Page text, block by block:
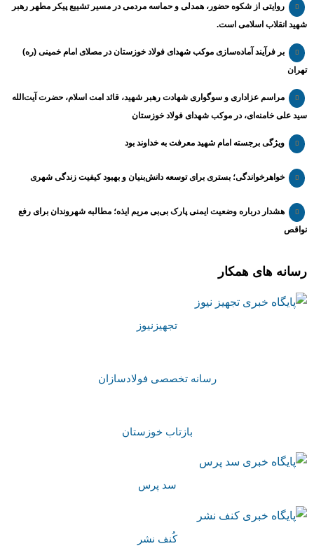
روایتی از شکوه حضور، همدلی و حماسه مردمی در مسیر تشییع پیکر مطهر رهبر
شهید انقلاب اسلامی است.
بر فرآیند آماده‌سازی موکب شهدای فولاد خوزستان در مصلای امام خمینی (ره)
تهران
مراسم عزاداری و سوگواری شهادت رهبر شهید، قائد امت اسلام، حضرت آیت‌الله
سید علی خامنه‌ای، در موکب شهدای فولاد خوزستان
ویژگی برجسته امام شهید معرفت به خداوند بود
خواهرخواندگی؛ بستری برای توسعه دانش‌بنیان و بهبود کیفیت زندگی شهری
هشدار درباره وضعیت ایمنی پارک بی‌بی مریم ایذه؛ مطالبه شهروندان برای رفع
نواقص
رسانه های همکار
تجهیزنیوز
رسانه تخصصی فولادسازان
بازتاب خوزستان
سد پرس
کُنف نشر